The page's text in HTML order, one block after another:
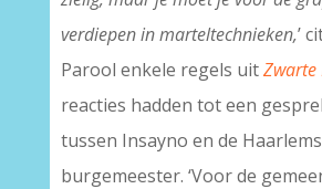
verdiepen in marteltechnieken,’
Parool enkele regels uitZwarte
reacties hadden tot een
tussen Insayno en de
burgemeester. ‘Voor de